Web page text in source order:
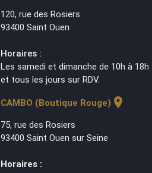
120, rue des Rosiers
93400 Saint Ouen
Horaires :
Les samedi et dimanche de 10h à 18h
et tous les jours sur RDV.
CAMBO (Boutique Rouge) location_on
75, rue des Rosiers
93400 Saint Ouen sur Seine
Horaires :